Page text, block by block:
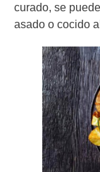
curado, se
asado o cocido